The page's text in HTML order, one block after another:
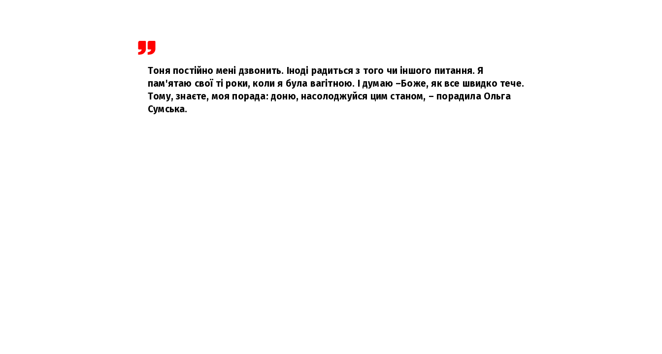
Тоня постійно мені дзвонить. Іноді радиться з того чи іншого питання. Я
пам'ятаю свої ті роки, коли я була вагітною. І думаю –Боже, як все швидко тече.
Тому, знаєте, моя порада: доню, насолоджуйся цим станом, – порадила Ольга
Сумська.